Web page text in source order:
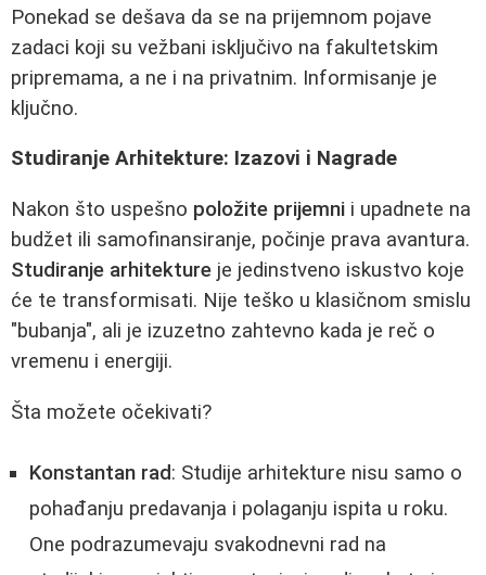
Ponekad se dešava da se na prijemnom pojave
zadaci koji su vežbani isključivo na fakultetskim
pripremama, a ne i na privatnim. Informisanje je
ključno.
Studiranje Arhitekture: Izazovi i Nagrade
Nakon što uspešno položite prijemni i upadnete na
budžet ili samofinansiranje, počinje prava avantura.
Studiranje arhitekture je jedinstveno iskustvo koje
će te transformisati. Nije teško u klasičnom smislu
"bubanja", ali je izuzetno zahtevno kada je reč o
vremenu i energiji.
Šta možete očekivati?
Konstantan rad: Studije arhitekture nisu samo o
pohađanju predavanja i polaganju ispita u roku.
One podrazumevaju svakodnevni rad na